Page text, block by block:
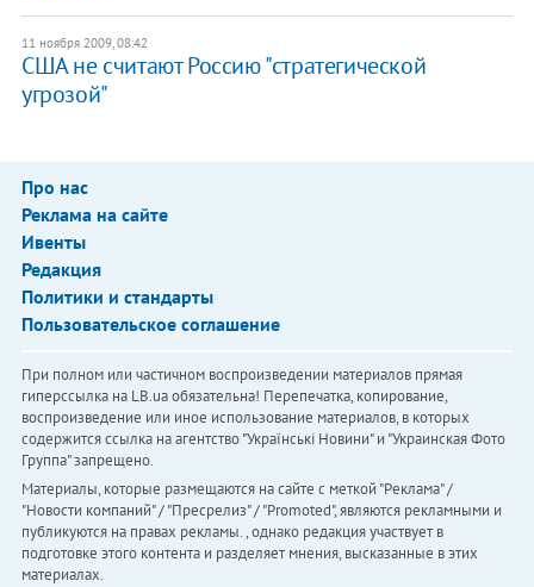
11 ноября 2009, 08:42
США не считают Россию "стратегической
угрозой"
Про нас
Реклама на сайте
Ивенты
Редакция
Политики и стандарты
Пользовательское соглашение
При полном или частичном воспроизведении материалов прямая
гиперссылка на LB.ua обязательна! Перепечатка, копирование,
воспроизведение или иное использование материалов, в которых
содержится ссылка на агентство "Українськi Новини" и "Украинская Фото
Группа" запрещено.
Материалы, которые размещаются на сайте с меткой "Реклама" /
"Новости компаний" / "Пресрелиз" / "Promoted", являются рекламными и
публикуются на правах рекламы. , однако редакция участвует в
подготовке этого контента и разделяет мнения, высказанные в этих
материалах.